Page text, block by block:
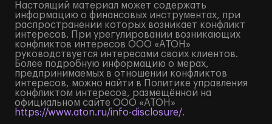
Настоящий материал может содержать
информацию о финансовых инструментах, при
распространении которых возникает конфликт
интересов. При урегулировании возникающих
конфликтов интересов ООО «АТОН»
руководствуется интересами своих клиентов.
Более подробную информацию о мерах,
предпринимаемых в отношении конфликтов
интересов, можно найти в Политике управления
конфликтом интересов, размещённой на
официальном сайте ООО «АТОН»
https://www.aton.ru/info-disclosure/.